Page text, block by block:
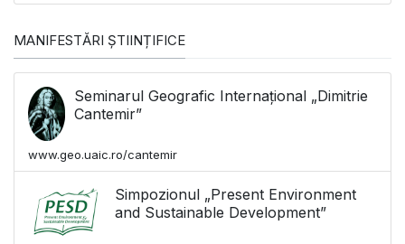
MANIFESTĂRI ȘTIINȚIFICE
Seminarul Geografic Internațional „Dimitrie
Cantemir”
www.geo.uaic.ro/cantemir
Simpozionul „Present Environment
and Sustainable Development”